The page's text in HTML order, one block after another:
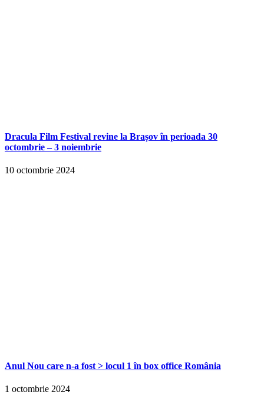
Dracula Film Festival revine la Brașov în perioada 30
octombrie – 3 noiembrie
10 octombrie 2024
Anul Nou care n-a fost > locul 1 în box office România
1 octombrie 2024